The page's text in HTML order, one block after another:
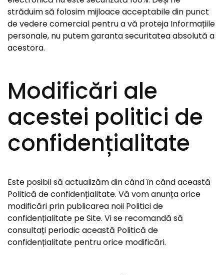
străduim să folosim mijloace acceptabile din punct
de vedere comercial pentru a vă proteja Informațiile
personale, nu putem garanta securitatea absolută a
acestora.
Modificări ale
acestei politici de
confidențialitate
Este posibil să actualizăm din când în când această
Politică de confidențialitate. Vă vom anunța orice
modificări prin publicarea noii Politici de
confidențialitate pe Site. Vi se recomandă să
consultați periodic această Politică de
confidențialitate pentru orice modificări.